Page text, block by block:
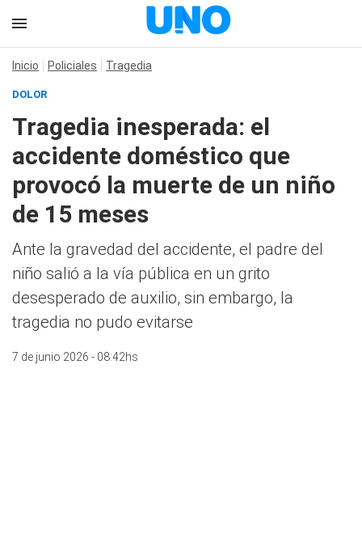
Inicio Policiales Tragedia
DOLOR
Tragedia inesperada: el
accidente doméstico que
provocó la muerte de un niño
de 15 meses
Ante la gravedad del accidente, el padre del
niño salió a la vía pública en un grito
desesperado de auxilio, sin embargo, la
tragedia no pudo evitarse
7 de junio 2026 - 08:42hs